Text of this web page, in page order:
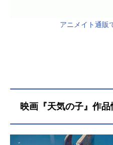
アニメイト通販
映画『天気の子』作品